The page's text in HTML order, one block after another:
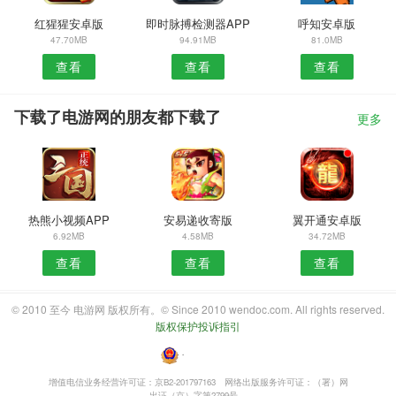
红猩猩安卓版
47.70MB
查看
即时脉搏检测器APP
94.91MB
查看
呼知安卓版
81.0MB
查看
下载了电游网的朋友都下载了 更多
热熊小视频APP
6.92MB
查看
安易递收寄版
4.58MB
查看
翼开通安卓版
34.72MB
查看
© 2010 至今 电游网 版权所有。© Since 2010 wendoc.com. All rights reserved.
版权保护投诉指引
・
增值电信业务经营许可证：京B2-201797163
网络出版服务许可证：（署）网